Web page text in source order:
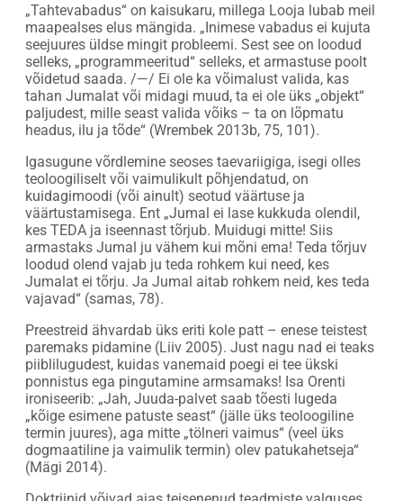
„Tahtevabadus“ on kaisukaru, millega Looja lubab meil
maapealses elus mängida. „Inimese vabadus ei kujuta
seejuures üldse mingit probleemi. Sest see on loodud
selleks, „programmeeritud“ selleks, et armastuse poolt
võidetud saada. /—/ Ei ole ka võimalust valida, kas
tahan Jumalat või midagi muud, ta ei ole üks „objekt“
paljudest, mille seast valida võiks – ta on lõpmatu
headus, ilu ja tõde“ (Wrembek 2013b, 75, 101).
Igasugune võrdlemine seoses taevariigiga, isegi olles
teoloogiliselt või vaimulikult põhjendatud, on
kuidagimoodi (või ainult) seotud väärtuse ja
väärtustamisega. Ent „Jumal ei lase kukkuda olendil,
kes TEDA ja iseennast tõrjub. Muidugi mitte! Siis
armastaks Jumal ju vähem kui mõni ema! Teda tõrjuv
loodud olend vajab ju teda rohkem kui need, kes
Jumalat ei tõrju. Ja Jumal aitab rohkem neid, kes teda
vajavad“ (samas, 78).
Preestreid ähvardab üks eriti kole patt – enese teistest
paremaks pidamine (Liiv 2005). Just nagu nad ei teaks
piiblilugudest, kuidas vanemaid poegi ei tee ükski
ponnistus ega pingutamine armsamaks! Isa Orenti
ironiseerib: „Jah, Juuda-palvet saab tõesti lugeda
„kõige esimene patuste seast“ (jälle üks teoloogiline
termin juures), aga mitte „tölneri vaimus“ (veel üks
dogmaatiline ja vaimulik termin) olev patukahetseja“
(Mägi 2014).